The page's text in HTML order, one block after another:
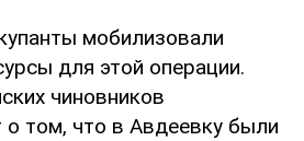
мобилизовали
для этой операции.
чиновников
о том, что в Авдеевку были